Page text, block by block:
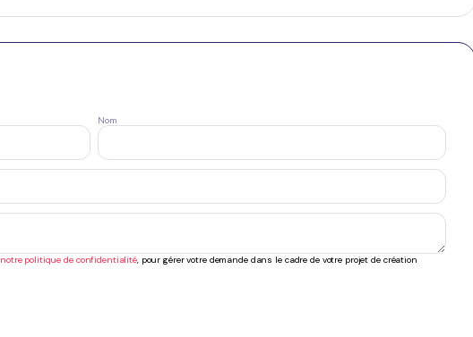
Nom
notre politique de confidentialité, pour gérer votre demande dans le cadre de votre projet de création